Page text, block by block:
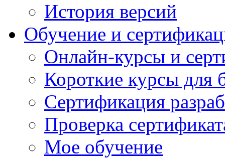
История версий
Обучение и
Онлайн-курсы и
Короткие курсы для
Сертификация
Проверка
Мое обучение